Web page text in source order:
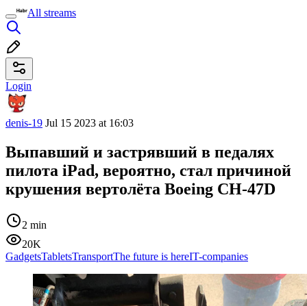
All streams
Login
denis-19 Jul 15 2023 at 16:03
Выпавший и застрявший в педалях
пилота iPad, вероятно, стал причиной
крушения вертолёта Boeing CH-47D
2 min
20K
GadgetsTabletsTransportThe future is hereIT-companies